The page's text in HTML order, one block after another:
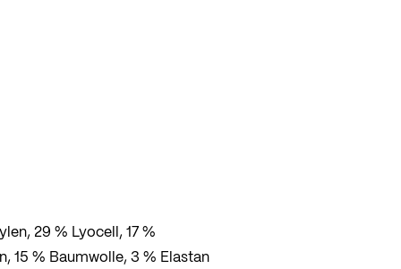
29 % Lyocell, 17 %
15 % Baumwolle, 3 % Elastan